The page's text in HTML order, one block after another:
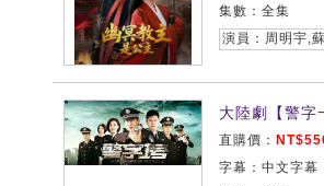
集數：全集
演員：周明宇,
大陸劇【警
直購價：
字幕：中文字幕